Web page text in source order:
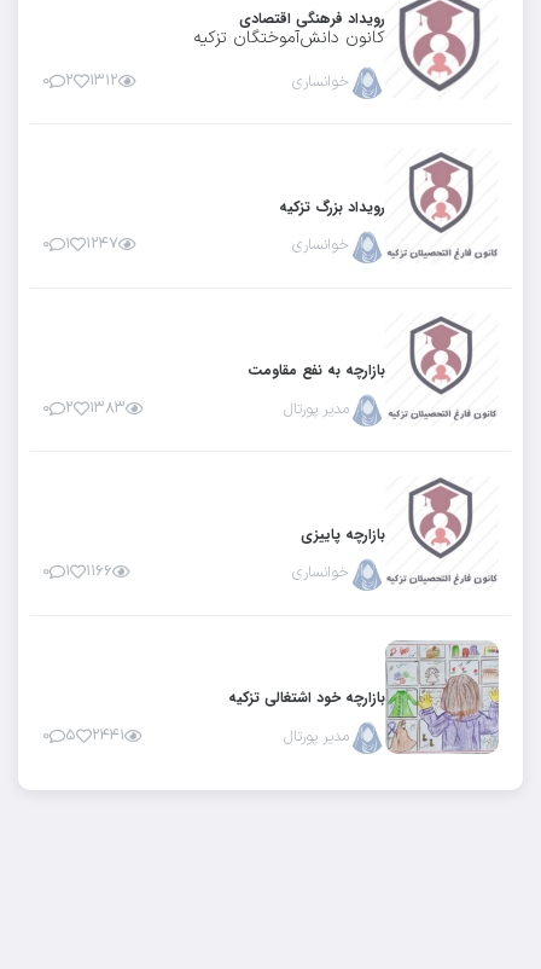
رویداد فرهنگی اقتصادی
کانون دانش‌آموختگان تزکیه
خوانساری ۱۳۱۲ ۲ ۰
رویداد بزرگ تزکیه
خوانساری
۱۲۴۷ ۱ ۰
بازارچه به نفع مقاومت
مدیر پورتال
۱۳۸۳ ۲ ۰
بازارچه پاییزی
خوانساری
۱۱۶۶ ۱ ۰
بازارچه خود اشتغالی تزکیه
مدیر پورتال
۲۴۴۱ ۵ ۰